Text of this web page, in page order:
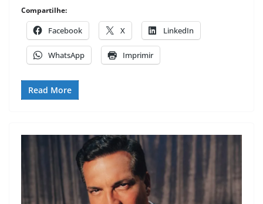
Compartilhe:
Facebook X LinkedIn
WhatsApp Imprimir
Read More